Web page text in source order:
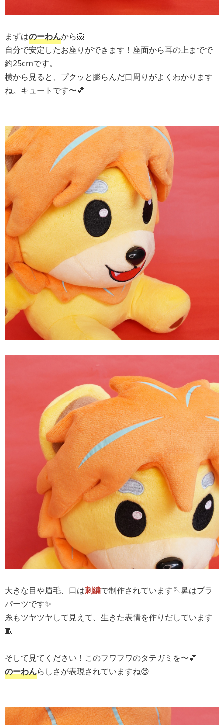
まずはのーわんから🦁
自分で安定したお座りができます！座面から耳の上までで
約25cmです。
横から見ると、プクッと膨らんだ口周りがよくわかります
ね。キュートです〜💕
大きな目や眉毛、口は刺繍で制作されています🪡鼻はプラ
パーツです✨
糸もツヤツヤして見えて、生きた表情を作りだしています
🧵
そして見てください！このフワフワのタテガミを〜💕
のーわんらしさが表現されていますね😊